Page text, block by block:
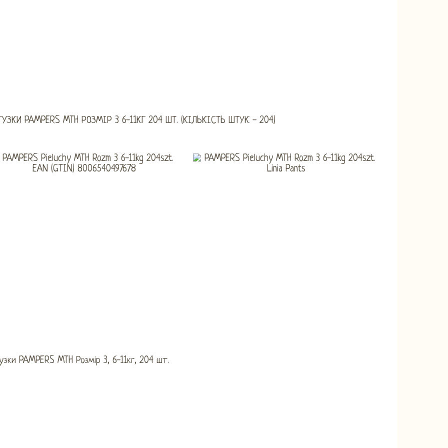
PAMPERS MTH РОЗМІР 3 6-11КГ 204 ШТ. (КІЛЬКІСТЬ ШТУК - 204)
PAMPERS MTH Розмір 3, 6-11кг, 204 шт.